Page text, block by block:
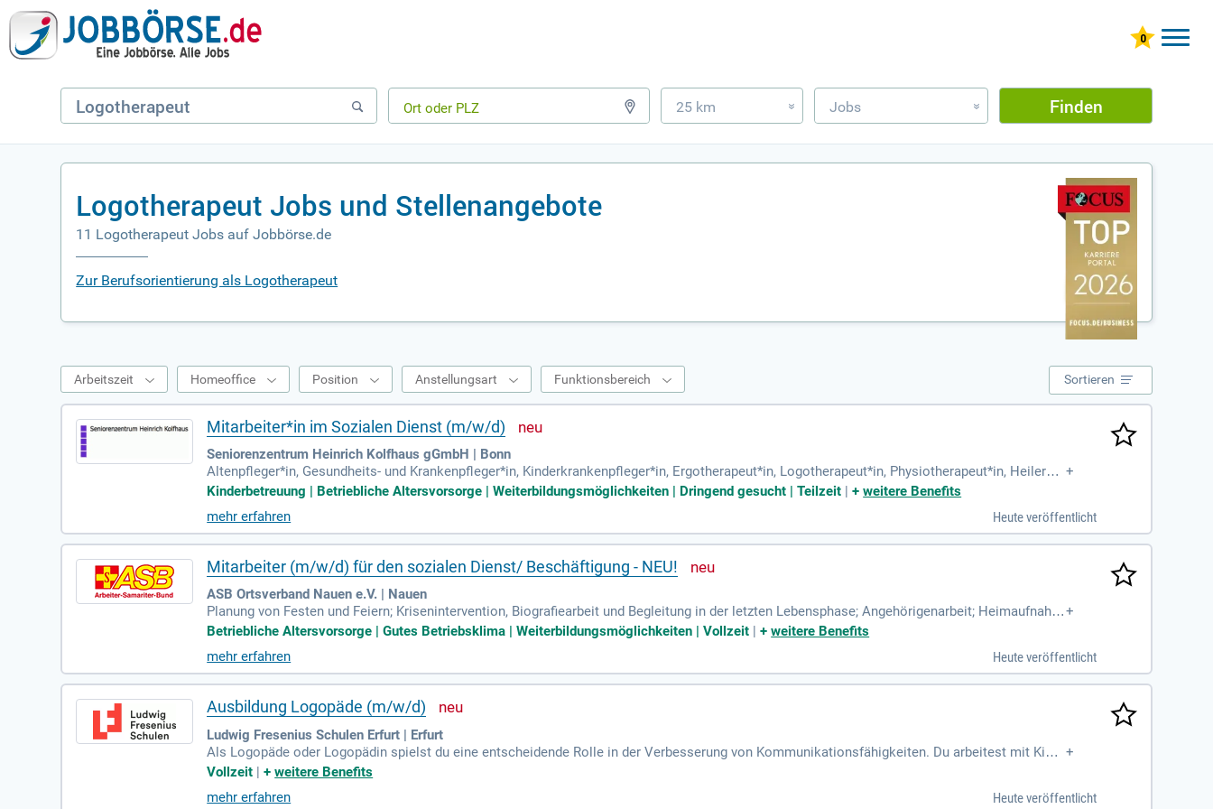
25 km » Jobs » Finden
Logotherapeut Jobs und Stellenangebote
11 Logotherapeut Jobs auf Jobbörse.de
Zur Berufsorientierung als Logotherapeut
Arbeitszeit Homeoffice Position Anstellungsart Funktionsbereich Sortieren
Mitarbeiter*in im Sozialen Dienst (m/w/d)
Seniorenzentrum Heinrich Kolfhaus gGmbH | Bonn
Altenpfleger*in, Gesundheits- und Krankenpfleger*in, Kinderkrankenpfleger*in, Ergotherapeut*in, Logotherapeut*in, Physiotherapeut*in, Heilerzie
hungspfleger*in, Erziehungswissenschaftler*in, Sozialarbeiter*in und Sozialpädagog*in (m/w/d) Ihre Aufgaben:
+
Kinderbetreuung | Betriebliche Altersvorsorge | Weiterbildungsmöglichkeiten | Dringend gesucht | Teilzeit |+weitere Benefits
mehr erfahren
Heute veröffentlicht
Mitarbeiter (m/w/d) für den sozialen Dienst/ Beschäftigung - NEU!
ASB Ortsverband Nauen e.V. | Nauen
Planung von Festen und Feiern; Krisenintervention, Biografiearbeit und Begleitung in der letzten Lebensphase; Angehörigenarbeit; Heimaufnahm
en; abgeschlossene Ausbildung zum staatlich anerkannten Ergotherapeut (m/w/d), Physiotherapeut (m/w/d) oder Logotherapeut
+
Betriebliche Altersvorsorge | Gutes Betriebsklima | Weiterbildungsmöglichkeiten | Vollzeit |+weitere Benefits
mehr erfahren
Heute veröffentlicht
Ausbildung Logopäde (m/w/d)
Ludwig Fresenius Schulen Erfurt | Erfurt
Als Logopäde oder Logopädin spielst du eine entscheidende Rolle in der Verbesserung von Kommunikationsfähigkeiten. Du arbeitest mit Kind
ern, um Sprachfehler wie Lispeln oder Grammatikschwächen zu korrigieren. Auch Erwachsene, wie Stotterer und Schlaganfallpatienten, profitie
udem berätst du Lehrer, Schauspieler und Moderatoren in der optimalen Stimmanwendung und Heiserkeitsprävention. Dein Fachwissen hilft, di
+
Vollzeit |+weitere Benefits
mehr erfahren
Heute veröffentlicht